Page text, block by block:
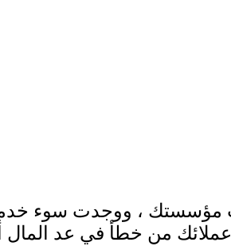
مؤسستك ، ووجدت سوء
من خطأ في عد المال